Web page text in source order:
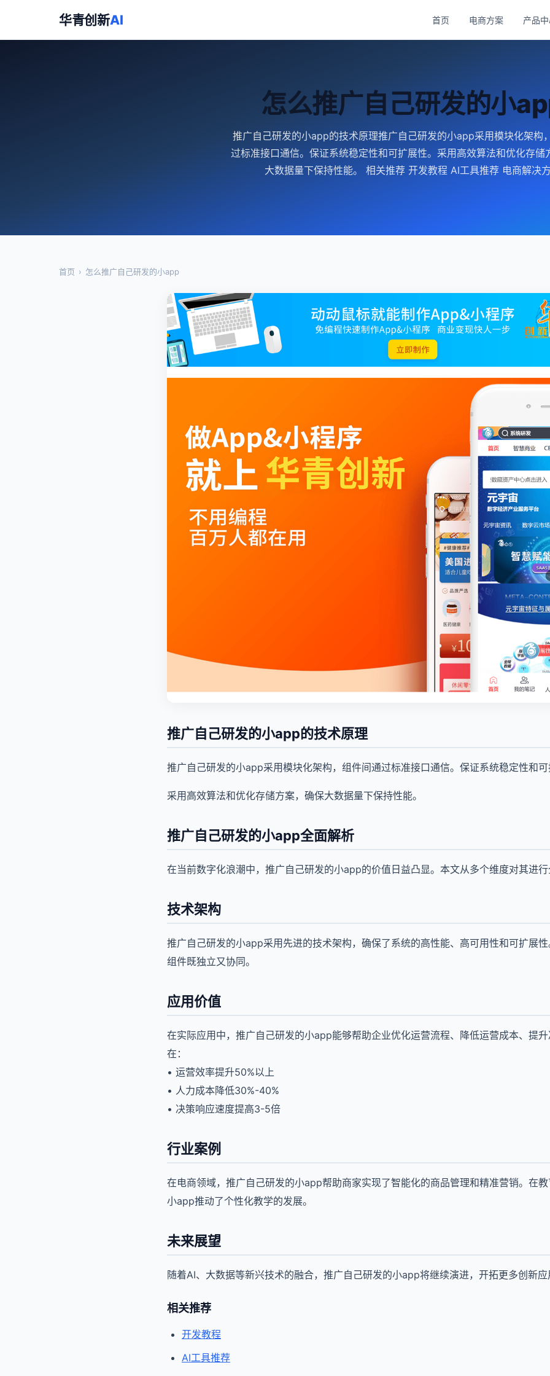
华青创新AI 首页 电商方案 产品
怎么推广自己研发的小
推广自己研发的小app的技术原理推广自己研发的小app采用模块化架构
过标准接口通信。保证系统稳定性和可扩展性。采用高效算法和优化存储
大数据量下保持性能。 相关推荐 开发教程 AI工具推荐 电商解决
首页 › 怎么推广自己研发的小app
推广自己研发的小app的技术原理
推广自己研发的小app采用模块化架构，组件间通过标准接口通信。保证系统稳定性和
采用高效算法和优化存储方案，确保大数据量下保持性能。
推广自己研发的小app全面解析
在当前数字化浪潮中，推广自己研发的小app的价值日益凸显。本文从多个维度对其进
技术架构
推广自己研发的小app采用先进的技术架构，确保了系统的高性能、高可用性和可扩展
组件既独立又协同。
应用价值
在实际应用中，推广自己研发的小app能够帮助企业优化运营流程、降低运营成本、提
在：
• 运营效率提升50%以上
• 人力成本降低30%-40%
• 决策响应速度提高3-5倍
行业案例
在电商领域，推广自己研发的小app帮助商家实现了智能化的商品管理和精准营销。在
小app推动了个性化教学的发展。
未来展望
随着AI、大数据等新兴技术的融合，推广自己研发的小app将继续演进，开拓更多创新
相关推荐
开发教程
AI工具推荐